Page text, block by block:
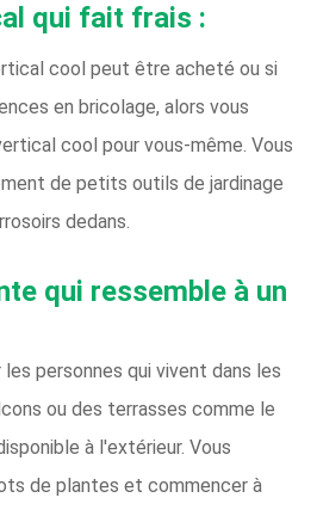
qui fait frais :
cool peut être acheté ou si
en bricolage, alors vous
cool pour vous-même. Vous
de petits outils de jardinage
dedans.
qui ressemble à un
personnes qui vivent dans les
ou des terrasses comme le
à l'extérieur. Vous
de plantes et commencer à